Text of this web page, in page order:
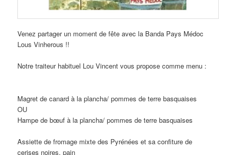
Venez partager un moment de fête avec la Banda Pays Médoc
Lous Vinherous !!
Notre traiteur habituel Lou Vincent vous propose comme menu :
Magret de canard à la plancha/ pommes de terre basquaises
OU
Hampe de bœuf à la plancha/ pommes de terre basquaises
Assiette de fromage mixte des Pyrénées et sa confiture de
cerises noires, pain